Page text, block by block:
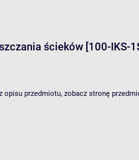
ścieków [100-IKS-
opisu przedmiotu, zobacz stronę